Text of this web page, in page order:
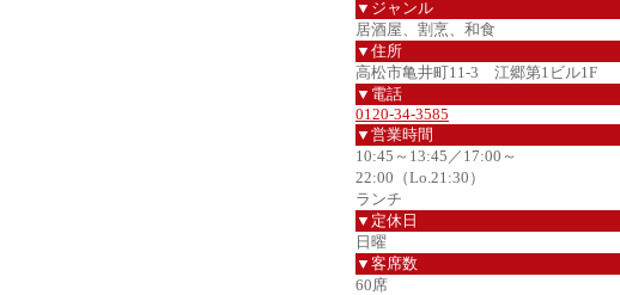
▼ジャンル
居酒屋、割烹、和食
▼住所
高松市亀井町11-3 江郷第1ビル1F
▼電話
0120-34-3585
▼営業時間
10:45～13:45／17:00～
22:00（Lo.21:30）
ランチ
▼定休日
日曜
▼客席数
60席